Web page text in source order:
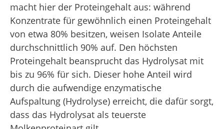
macht hier der Proteingehalt aus: während
Konzentrate für gewöhnlich einen Proteingehalt
von etwa 80% besitzen, weisen Isolate Anteile
durchschnittlich 90% auf. Den höchsten
Proteingehalt beansprucht das Hydrolysat mit
bis zu 96% für sich. Dieser hohe Anteil wird
durch die aufwendige enzymatische
Aufspaltung (Hydrolyse) erreicht, die dafür sorgt,
dass das Hydrolysat als teuerste